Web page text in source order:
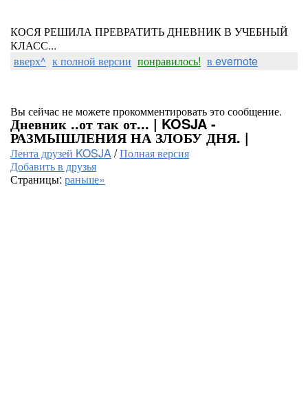
КОСЯ РЕШИЛА ПРЕВРАТИТЬ ДНЕВНИК В УЧЕБНЫЙ
КЛАСС...
вверх^ к полной версии понравилось! в evernote
Вы сейчас не можете прокомментировать это сообщение.
Дневник ..от так от... | KOSJA -
РАЗМЫШЛЕНИЯ НА ЗЛОБУ ДНЯ. |
Лента друзей KOSJA/Полная версия
Добавить в друзья
Страницы: раньше»